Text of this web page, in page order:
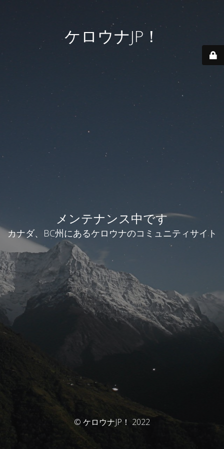
ケロウナJP！
メンテナンス中です
カナダ、BC州にあるケロウナのコミュニティサイト
© ケロウナJP！ 2022